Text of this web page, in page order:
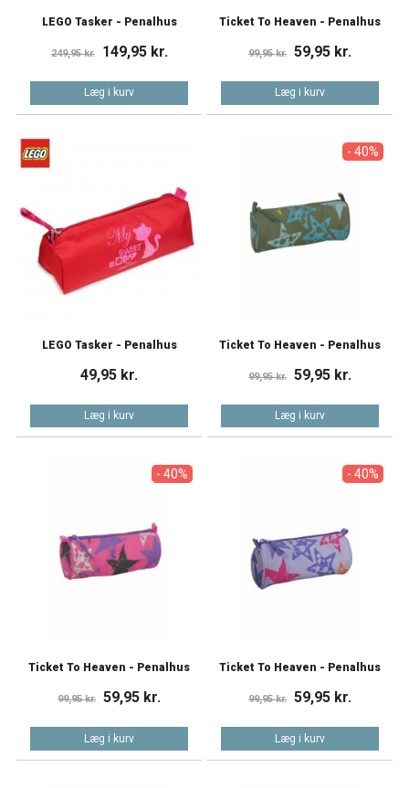
LEGO Tasker - Penalhus
249,95 kr. 149,95 kr.
Læg i kurv
Ticket To Heaven - Penalhus
99,95 kr. 59,95 kr.
Læg i kurv
LEGO Tasker - Penalhus
49,95 kr.
Læg i kurv
- 40%
Ticket To Heaven - Penalhus
99,95 kr. 59,95 kr.
Læg i kurv
- 40%
Ticket To Heaven - Penalhus
99,95 kr. 59,95 kr.
Læg i kurv
- 40%
Ticket To Heaven - Penalhus
99,95 kr. 59,95 kr.
Læg i kurv